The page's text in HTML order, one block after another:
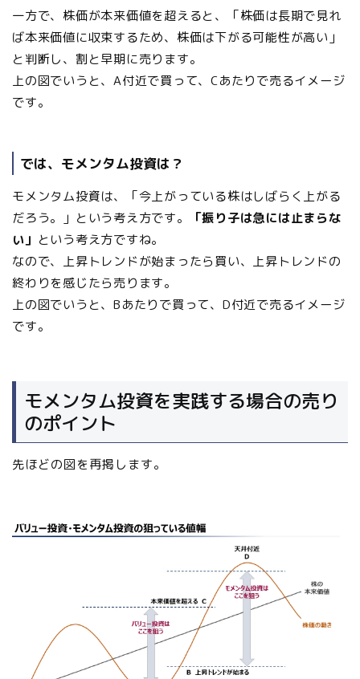
一方で、株価が本来価値を超えると、「株価は長期で見れ
ば本来価値に収束するため、株価は下がる可能性が高い」
と判断し、割と早期に売ります。
上の図でいうと、A付近で買って、Cあたりで売るイメージ
です。
では、モメンタム投資は？
モメンタム投資は、「今上がっている株はしばらく上がる
だろう。」という考え方です。
「振り子は急には止まらな
い」 という考え方ですね。
なので、上昇トレンドが始まったら買い、上昇トレンドの
終わりを感じたら売ります。
上の図でいうと、Bあたりで買って、D付近で売るイメージ
です。
モメンタム投資を実践する場合の売り
のポイント
先ほどの図を再掲します。